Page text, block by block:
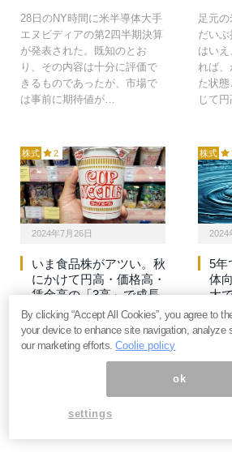
28日のNY時間に米半導体大手
エヌビディアの第2四半期決算
が発表された。既知のとお
り、その内容は十分に評価で
きるものであったが、市場で
は事前に期待値が…
足元の
だい
はい
れば、
た状
じて
株式 2
2024年7月26日
いま食品株がアツい。秋
にかけて円高・価格高・
賃金高の「3高」で成長
が見込める4社とは＝田
嶋智太郎
食品や小売りといった消費関
は、実質賃金のプラス転換が
大きな焦点になる。市場では
株式
2024
5年
体
大
企
郎
体電路
By clicking “Accept All Cookies”, you agree to
your device to enhance site navigation, analyze
our marketing efforts.Coolie policy
ok
settings